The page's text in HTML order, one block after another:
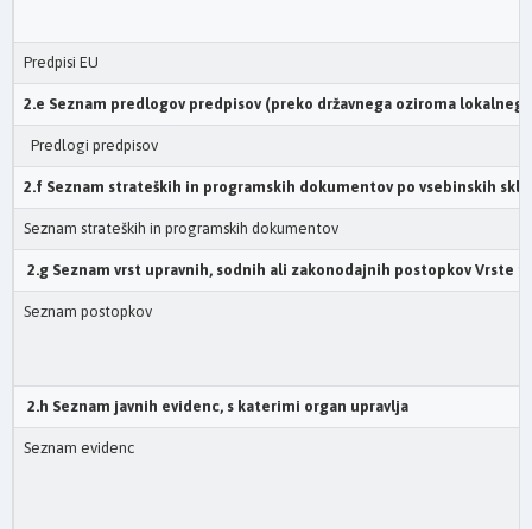
Predpisi EU
2.e Seznam predlogov predpisov (preko državnega oziroma
Predlogi predpisov
2.f Seznam strateških in programskih dokumentov po vsebinskih
Seznam strateških in programskih dokumentov
2.g Seznam vrst upravnih, sodnih ali zakonodajnih postopkov Vrste
Seznam postopkov
2.h Seznam javnih evidenc, s katerimi organ upravlja
Seznam evidenc